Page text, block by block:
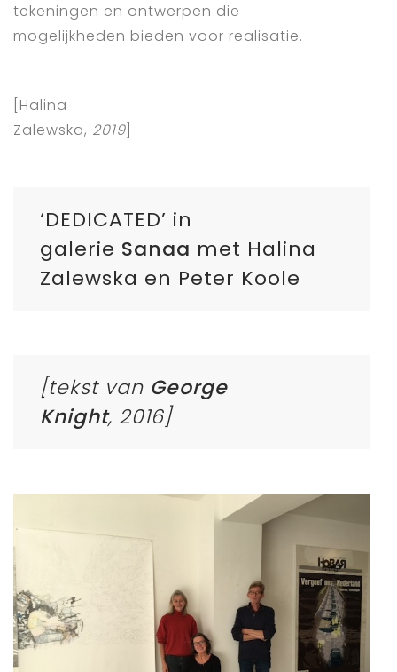
tekeningen en ontwerpen die
mogelijkheden bieden voor realisatie.
[Halina
Zalewska, 2019
‘DEDICATED’ in
galerie Sanaa met Halina
Zalewska en Peter Koole
[tekst van George
Knight, 2016]